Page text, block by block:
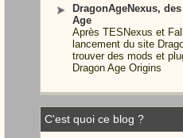
DragonAgeNexus,
Age
Après TESNexus et
lancement du site
trouver des mods et
Dragon Age Origins
C'est quoi ce blog ?